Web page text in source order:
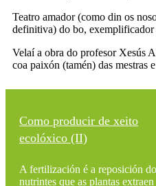
Teatro amador (como din os
definitiva) do bo,
Velaí a obra do profesor Xesús
coa paixón (tamén) das mestras
Como producir de xeito
ecolóxico (II)
A fertilización é a reposición
nutrintes que as plantas extraen